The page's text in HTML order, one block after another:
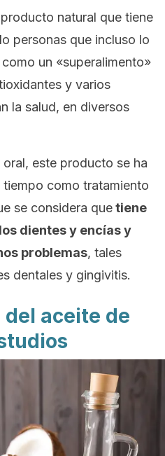
natural que tiene
personas que incluso lo
un «superalimento»
y varios
la salud, en diversos
este producto se ha
como tratamiento
se considera quetiene
dientes y encías y
problemas, tales
dentales y gingivitis.
aceite de